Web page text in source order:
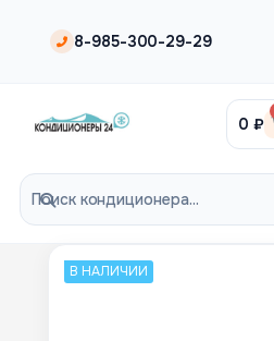
8-985-300-29-29
0 ₽
В НАЛИЧИИ